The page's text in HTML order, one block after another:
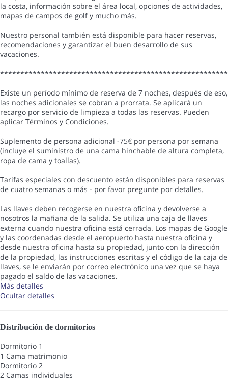
la costa, información sobre el área local, opciones de actividades,
mapas de campos de golf y mucho más.
Nuestro personal también está disponible para hacer reservas,
recomendaciones y garantizar el buen desarrollo de sus
vacaciones.
Existe un período mínimo de reserva de 7 noches, después de eso,
las noches adicionales se cobran a prorrata. Se aplicará un
recargo por servicio de limpieza a todas las reservas. Pueden
aplicar Términos y Condiciones.
Suplemento de persona adicional -75€ por persona por semana
(incluye el suministro de una cama hinchable de altura completa,
ropa de cama y toallas).
Tarifas especiales con descuento están disponibles para reservas
de cuatro semanas o más - por favor pregunte por detalles.
Las llaves deben recogerse en nuestra oficina y devolverse a
nosotros la mañana de la salida. Se utiliza una caja de llaves
externa cuando nuestra oficina está cerrada. Los mapas de Google
y las coordenadas desde el aeropuerto hasta nuestra oficina y
desde nuestra oficina hasta su propiedad, junto con la dirección
de la propiedad, las instrucciones escritas y el código de la caja de
llaves, se le enviarán por correo electrónico una vez que se haya
pagado el saldo de las vacaciones.
Más detalles
Ocultar detalles
Distribución de dormitorios
Dormitorio 1
1 Cama matrimonio
Dormitorio 2
2 Camas individuales